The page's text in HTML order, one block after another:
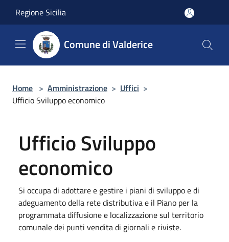
Regione Sicilia
Comune di Valderice
Home > Amministrazione > Uffici >
Ufficio Sviluppo economico
Ufficio Sviluppo
economico
Si occupa di adottare e gestire i piani di sviluppo e di
adeguamento della rete distributiva e il Piano per la
programmata diffusione e localizzazione sul territorio
comunale dei punti vendita di giornali e riviste.